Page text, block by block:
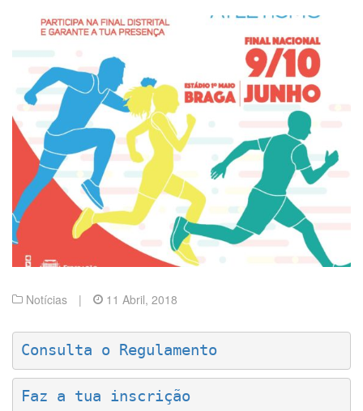
Notícias | 11 Abril, 2018
Consulta o Regulamento
Faz a tua inscrição